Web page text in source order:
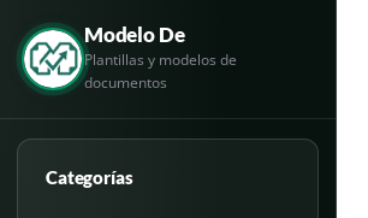
Modelo De
Plantillas y modelos de
documentos
Categorías